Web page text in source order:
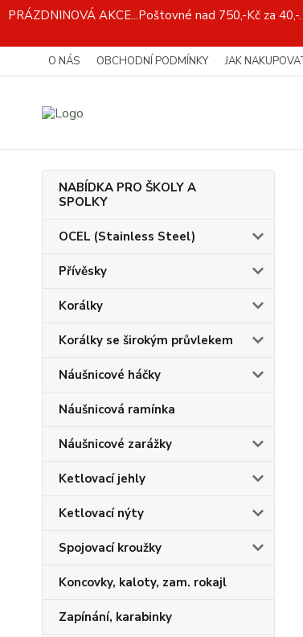
PRÁZDNINOVÁ AKCE...Poštovné nad 750,-Kč za
O NÁS OBCHODNÍ PODMÍNKY JAK
NABÍDKA PRO ŠKOLY A
SPOLKY
OCEL (Stainless Steel)
Přívěsky
Korálky
Korálky se širokým průvlekem
Náušnicové háčky
Náušnicová ramínka
Náušnicové zarážky
Ketlovací jehly
Ketlovací nýty
Spojovací kroužky
Koncovky, kaloty, zam. rokajl
Zapínání, karabinky